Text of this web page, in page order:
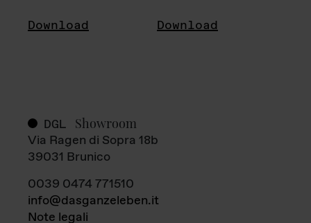
Download Download
DGL Showroom
Via Ragen di Sopra 18b
39031 Brunico
0039 0474 771510
info@dasganzeleben.it
Note legali